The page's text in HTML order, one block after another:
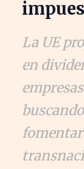
La UE
en